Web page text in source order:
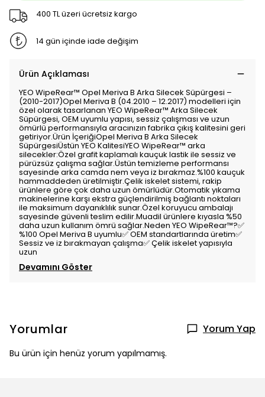
400 TL üzeri ücretsiz kargo
14 gün içinde iade değişim
Ürün Açıklaması
YEO WipeRear™️ Opel Meriva B Arka Silecek Süpürgesi –
(2010-2017)Opel Meriva B (04.2010 – 12.2017) modelleri için
özel olarak tasarlanan YEO WipeRear™️ Arka Silecek
Süpürgesi, OEM uyumlu yapısı, sessiz çalışması ve uzun
ömürlü performansıyla aracınızın fabrika çıkış kalitesini geri
getiriyor.Ürün İçeriğiOpel Meriva B Arka Silecek
SüpürgesiÜstün YEO KalitesiYEO WipeRear™️ arka
silecekler:Özel grafit kaplamalı kauçuk lastik ile sessiz ve
pürüzsüz çalışma sağlar.Üstün temizleme performansı
sayesinde arka camda nem veya iz bırakmaz.%100 kauçuk
hammaddeden üretilmiştir.Çelik iskelet sistemi, rakip
ürünlere göre çok daha uzun ömürlüdür.Otomatik yıkama
makinelerine karşı ekstra güçlendirilmiş bağlantı noktaları
ile maksimum dayanıklılık sunar.Özel koruyucu ambalajı
sayesinde güvenli teslim edilir.Muadil ürünlere kıyasla %50
daha uzun kullanım ömrü sağlar.Neden YEO WipeRear™️?✅
%100 Opel Meriva B uyumlu✅ OEM standartlarında üretim✅
Sessiz ve iz bırakmayan çalışma✅ Çelik iskelet yapısıyla
uzun
Devamını Göster
Yorumlar Yorum Yap
Bu ürün için henüz yorum yapılmamış.